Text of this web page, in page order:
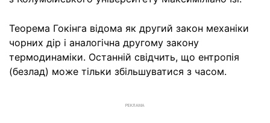
Теорема Гокінга відома як другий закон механіки
чорних дір і аналогічна другому закону
термодинаміки. Останній свідчить, що ентропія
(безлад) може тільки збільшуватися з часом.
РЕКЛАМА